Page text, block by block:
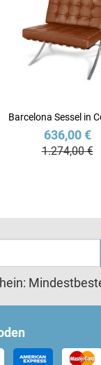
Barcelona Sessel in
636,00 €
1.274,00 €